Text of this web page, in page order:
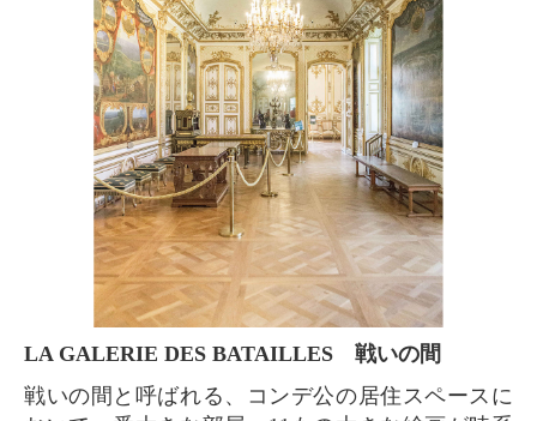
LA GALERIE DES BATAILLES 戦いの間
戦いの間と呼ばれる、コンデ公の居住スペースに